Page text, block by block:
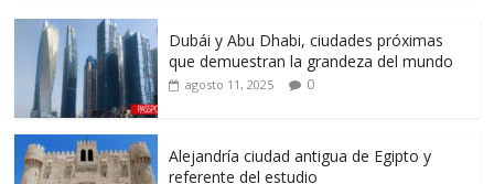
Dubái y Abu Dhabi, ciudades próximas
que demuestran la grandeza del mundo
agosto 11, 2025 0
Alejandría ciudad antigua de Egipto y
referente del estudio